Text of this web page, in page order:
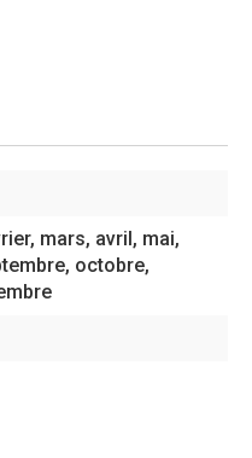
mars, avril, mai,
octobre,